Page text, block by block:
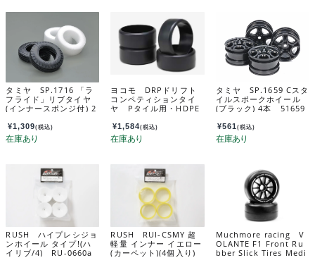
タミヤ SP.1716 「ラ
フライド」リブタイヤ
(インナースポンジ付) 2
¥1,309(税込)
ヨコモ DRPドリフト
コンペティションタイ
ヤ Pタイル用・HDPE
¥1,584(税込)
タミヤ SP.1659 Cスタ
イルスポークホイール
(ブラック) 4本 51659
¥561(税込)
RUSH ハイプレシジョ
ンホイール タイプ!(ハ
イリブ/4) RU-0660a
RUSH RUI-CSMY 超
軽量 インナー イエロー
(カーペット)(4個入り)
Muchmore racing V
OLANTE F1 Front Ru
bber Slick Tires Medi